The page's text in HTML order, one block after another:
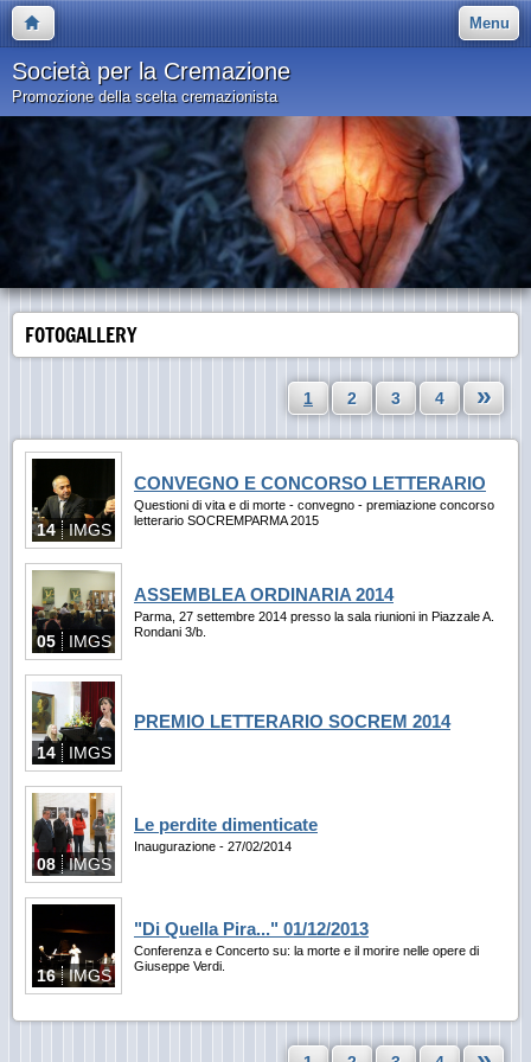
Menu
Società per la Cremazione
Promozione della scelta cremazionista
FOTOGALLERY
1 2 3 4 »
14 IMGS
CONVEGNO E CONCORSO LETTERARIO
Questioni di vita e di morte - convegno - premiazione concorso
letterario SOCREMPARMA 2015
05 IMGS
ASSEMBLEA ORDINARIA 2014
Parma, 27 settembre 2014 presso la sala riunioni in Piazzale A.
Rondani 3/b.
14 IMGS
PREMIO LETTERARIO SOCREM 2014
08 IMGS
Le perdite dimenticate
Inaugurazione - 27/02/2014
16 IMGS
"Di Quella Pira..." 01/12/2013
Conferenza e Concerto su: la morte e il morire nelle opere di
Giuseppe Verdi.